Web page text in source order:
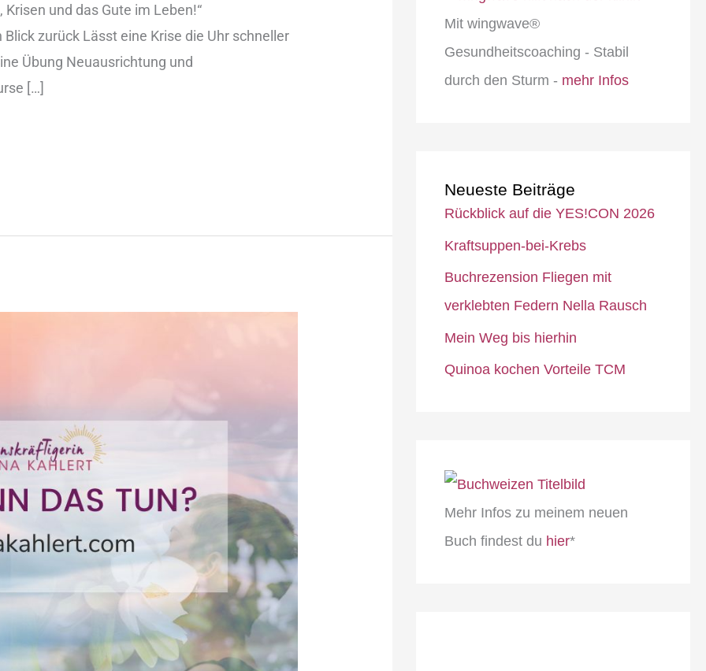
und das Gute im Leben!“
zurück Lässt eine Krise die Uhr schneller
Übung​ Neuausrichtung und
[…]
Mit wingwave®
Gesundheitscoaching - Stabil
durch den Sturm - mehr Infos
Neueste Beiträge
Rückblick auf die YES!CON 2026
Kraftsuppen-bei-Krebs
Buchrezension Fliegen mit
verklebten Federn Nella Rausch
Mein Weg bis hierhin
Quinoa kochen Vorteile TCM
Mehr Infos zu meinem neuen
Buch findest du hier*